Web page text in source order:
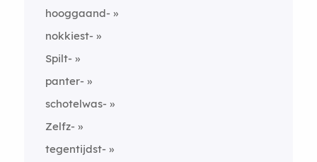
hooggaand-
nokkiest-
Spilt-
panter-
schotelwas-
Zelfz-
tegentijdst-